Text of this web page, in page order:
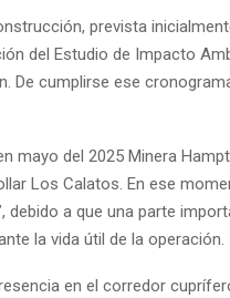
prevista
del Estudio de Impacto
De cumplirse ese
mayo del 2025 Minera
Los Calatos. En ese
debido a que una parte
la vida útil de la operación.
en el corredor